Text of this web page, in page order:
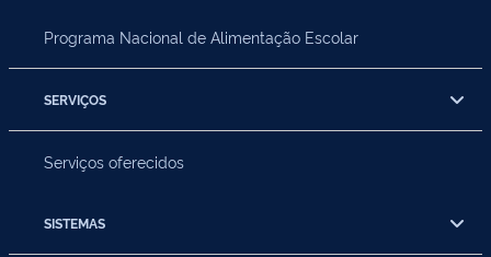
Programa Nacional de Alimentação Escolar
SERVIÇOS
Serviços oferecidos
SISTEMAS